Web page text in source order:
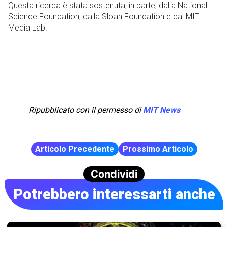
Questa ricerca è stata sostenuta, in parte, dalla National
Science Foundation, dalla Sloan Foundation e dal MIT
Media Lab.
Ripubblicato con il permesso diMIT News
Articolo Precedente Prossimo Articolo
Potrebbero interessarti anche
Condividi